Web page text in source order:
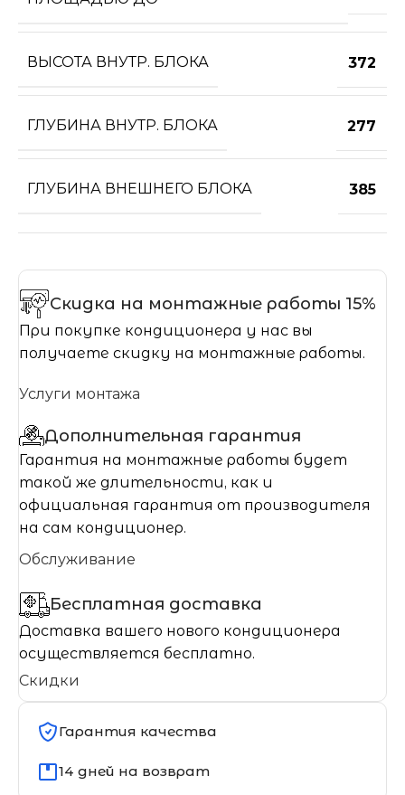
ВЫСОТА ВНУТР. БЛОКА 372
ГЛУБИНА ВНУТР. БЛОКА 277
ГЛУБИНА ВНЕШНЕГО БЛОКА 385
Скидка на монтажные работы 15%
При покупке кондиционера у нас вы
получаете скидку на монтажные работы.
Услуги монтажа
Дополнительная гарантия
Гарантия на монтажные работы будет
такой же длительности, как и
официальная гарантия от производителя
на сам кондиционер.
Обслуживание
Бесплатная доставка
Доставка вашего нового кондиционера
осуществляется бесплатно.
Скидки
Гарантия качества
14 дней на возврат